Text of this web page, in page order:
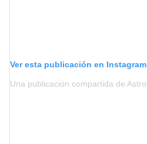
Ver esta publicación en Instagram